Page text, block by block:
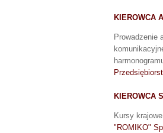
KIEROWCA
Prowadzenie
KIEROWCA
Kursy krajowe
"ROMIKO"